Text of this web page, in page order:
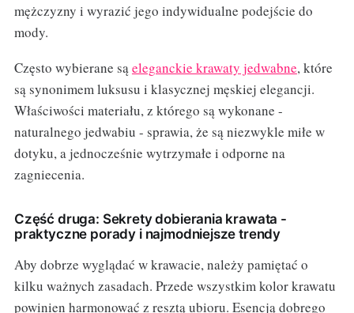
mężczyzny i wyrazić jego indywidualne podejście do
mody.
Często wybierane sąeleganckie krawaty jedwabne, które
są synonimem luksusu i klasycznej męskiej elegancji.
Właściwości materiału, z którego są wykonane -
naturalnego jedwabiu - sprawia, że są niezwykle miłe w
dotyku, a jednocześnie wytrzymałe i odporne na
zagniecenia.
Część druga: Sekrety dobierania krawata -
praktyczne porady i najmodniejsze trendy
Aby dobrze wyglądać w krawacie, należy pamiętać o
kilku ważnych zasadach. Przede wszystkim kolor krawatu
powinien harmonować z resztą ubioru. Esencją dobrego